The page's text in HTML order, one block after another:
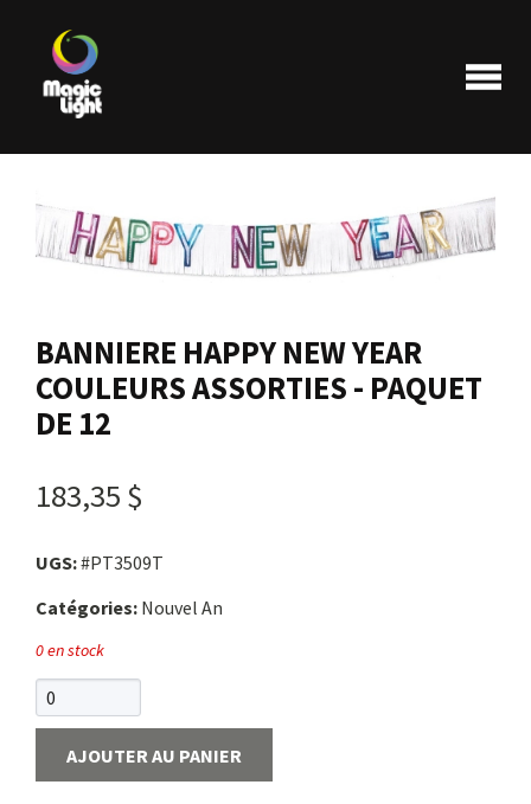
Produits
Les plus populaires
Liquidations
FAQ
Nous joindre
Me connecter
Panier
BANNIERE HAPPY NEW YEAR
COULEURS ASSORTIES - PAQUET
DE 12
183,35 $
UGS:#PT3509T
Catégories: Nouvel An
0 en stock
AJOUTER AU PANIER